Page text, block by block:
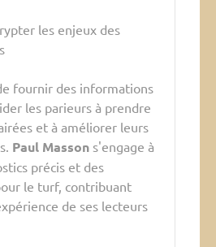
les enjeux des
fournir des informations
les parieurs à prendre
et à améliorer leurs
Paul Masson s'engage à
précis et des
le turf, contribuant
de ses lecteurs